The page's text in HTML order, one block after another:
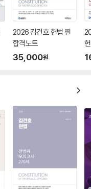
2026 김건호 헌법 찐
합격노트
35,000원